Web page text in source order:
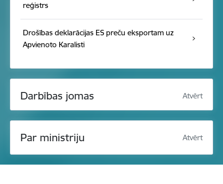
reģistrs
Drošības deklarācijas ES preču eksportam uz
Apvienoto Karalisti
Darbības jomas Atvērt
Par ministriju Atvērt